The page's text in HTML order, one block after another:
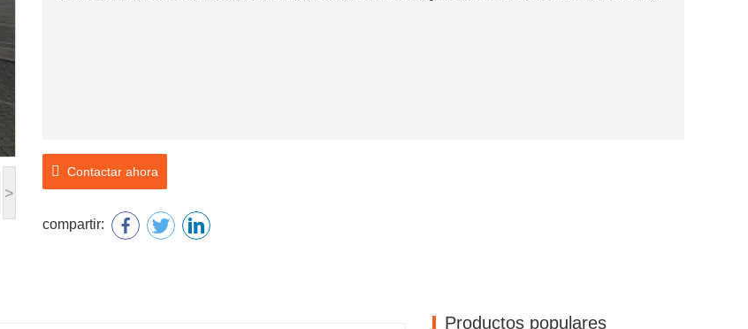
>
Contactar ahora
compartir:
Productos populares